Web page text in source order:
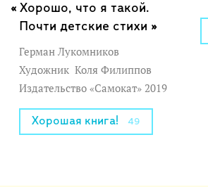
Хорошо, что я такой.
Почти детские стихи »
Герман Лукомников
Художник Коля Филиппов
Издательство «Самокат» 2019
Хорошая книга! 49